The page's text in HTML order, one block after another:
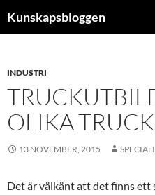
tillKunskapsbloggen
INDUSTRI
OLIKA
13 NOVEMBER, 2015
Det är välkänt att det finns ett